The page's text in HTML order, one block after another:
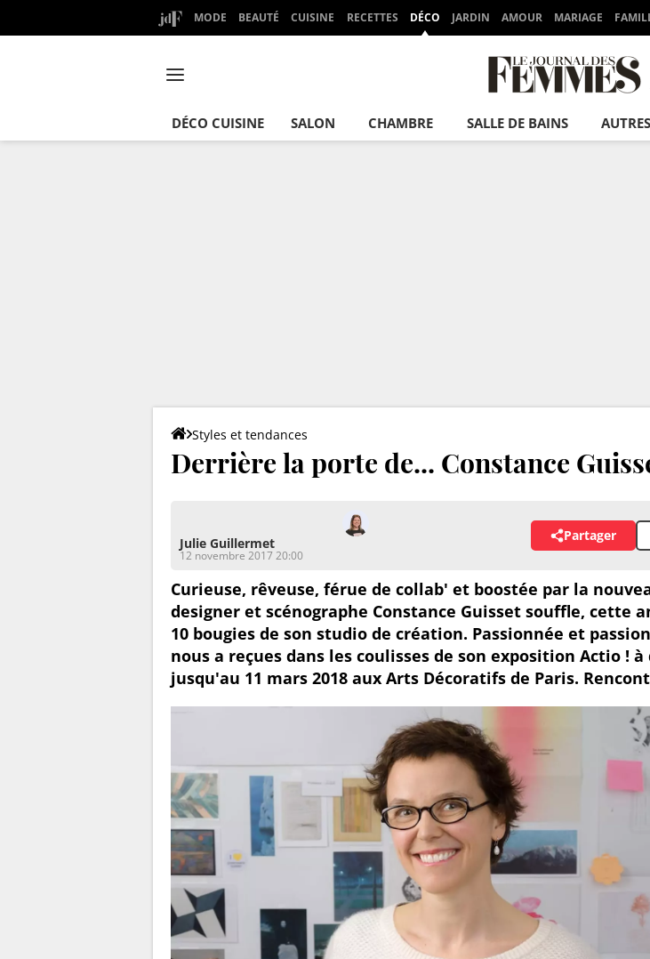
MODE BEAUTÉ CUISINE RECETTES DÉCO JARDIN AMOUR MARIAGE
DÉCO CUISINE SALON CHAMBRE SALLE DE BAINS
Styles et tendances
Derrière la porte de... Constance
Julie Guillermet
12 novembre 2017 20:00
Partager
Curieuse, rêveuse, férue de collab' et boostée par la
designer et scénographe Constance Guisset souffle, cette
10 bougies de son studio de création. Passionnée et
nous a reçues dans les coulisses de son exposition Actio !
jusqu'au 11 mars 2018 aux Arts Décoratifs de Paris.